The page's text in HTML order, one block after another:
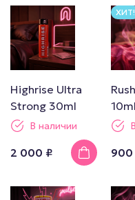
Highrise Ultra
Strong 30ml
В наличии
2 000 ₽
ХИТ!
10ml
900